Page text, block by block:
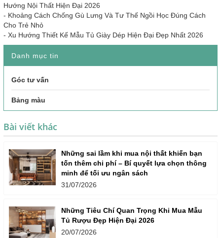
Hướng Nội Thất Hiện Đại 2026
- Khoảng Cách Chống Gù Lưng Và Tư Thế Ngồi Học Đúng Cách
Cho Trẻ Nhỏ
- Xu Hướng Thiết Kế Mẫu Tủ Giày Dép Hiện Đại Đẹp Nhất 2026
Danh mục tin
Góc tư vấn
Bảng màu
Bài viết khác
Những sai lầm khi mua nội thất khiến bạn
tốn thêm chi phí – Bí quyết lựa chọn thông
minh để tối ưu ngân sách
31/07/2026
Những Tiêu Chí Quan Trọng Khi Mua Mẫu
Tủ Rượu Đẹp Hiện Đại 2026
20/07/2026